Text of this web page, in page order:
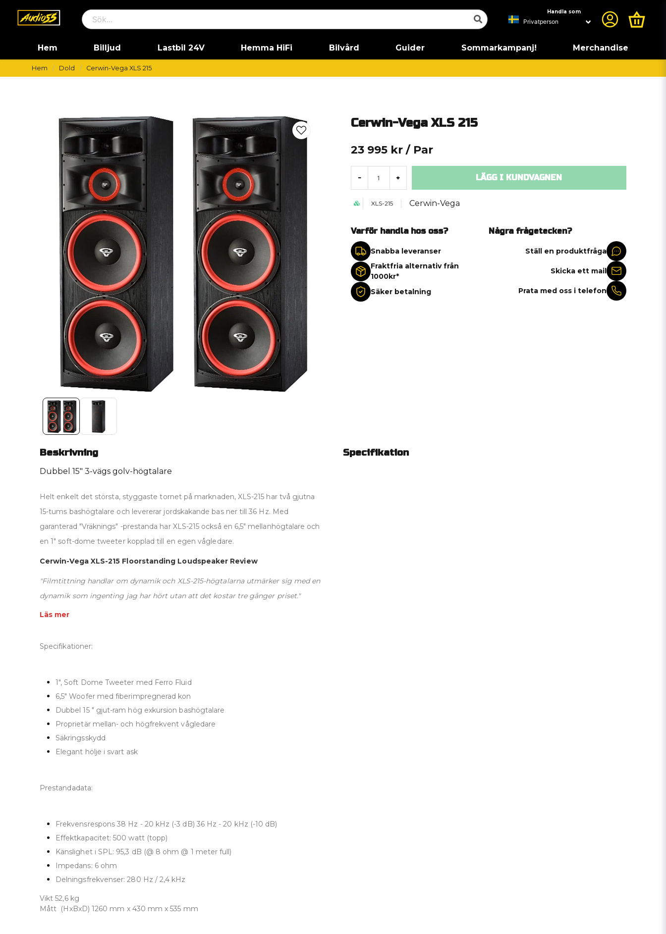
Handla som
Hem Billjud Lastbil 24V Hemma HiFi Bilvård Guider Sommarkampanj! Merchandise
Hem Dold Cerwin-Vega XLS 215
Cerwin-Vega XLS 215
23 995 kr / Par
- + LÄGG I KUNDVAGNEN
XLS-215 Cerwin-Vega
Varför handla hos oss?
Snabba leveranser
Fraktfria alternativ från
1000kr*
Säker betalning
Några frågetecken?
Ställ en produktfråga
Skicka ett mail
Prata med oss i telefon
Beskrivning
Dubbel 15" 3-vägs golv-högtalare
Helt enkelt det största, styggaste tornet på marknaden, XLS-215 har två gjutna
15-tums bashögtalare och levererar jordskakande bas ner till 36 Hz. Med
garanterad "Vräknings" -prestanda har XLS-215 också en 6,5" mellanhögtalare och
en 1" soft-dome tweeter kopplad till en egen vågledare.
Cerwin-Vega XLS-215 Floorstanding Loudspeaker Review
"Filmtittning handlar om dynamik och XLS-215-högtalarna utmärker sig med en
dynamik som ingenting jag har hört utan att det kostar tre gånger priset."
Läs mer
Specifikationer:
1", Soft Dome Tweeter med Ferro Fluid
6,5" Woofer med fiberimpregnerad kon
Dubbel 15 ″ gjut-ram hög exkursion bashögtalare
Proprietär mellan- och högfrekvent vågledare
Säkringsskydd
Elegant hölje i svart ask
Prestandadata:
Frekvensrespons 38 Hz - 20 kHz (-3 dB) 36 Hz - 20 kHz (-10 dB)
Effektkapacitet: 500 watt (topp)
Känslighet i SPL: 95,3 dB (@ 8 ohm @ 1 meter full)
Impedans: 6 ohm
Delningsfrekvenser: 280 Hz / 2,4 kHz
Vikt 52,6 kg
Mått (HxBxD) 1260 mm x 430 mm x 535 mm
Specifikation